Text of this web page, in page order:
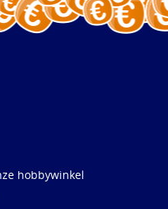
hobbywinkel